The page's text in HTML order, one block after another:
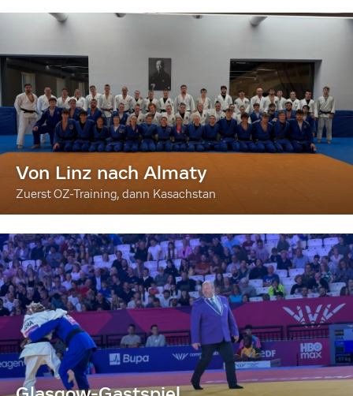
Von Linz nach Almaty
Zuerst OZ-Training, dann Kasachstan